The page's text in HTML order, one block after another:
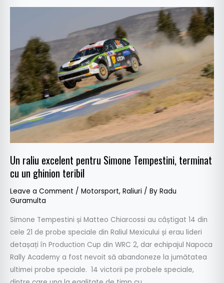
Un raliu excelent pentru Simone Tempestini, terminat
cu un ghinion teribil
Leave a Comment / Motorsport, Raliuri / By Radu
Guramulta
Simone Tempestini și Matteo Chiarcossi au câștigat 14 din
cele 21 de probe speciale din Raliul Mexicului și erau lideri
detașați în Production Cup din WRC 2, dar echipajul Napoca
Rally Academy a fost nevoit să abandoneze la jumătatea
ultimei probe speciale. 14 victorii pe probele speciale,
excelent
pentru
Simone
Tempestini,
terminat
cu
un
ghinion